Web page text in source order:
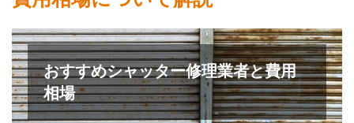
おすすめシャッター修理業者と費用
相場